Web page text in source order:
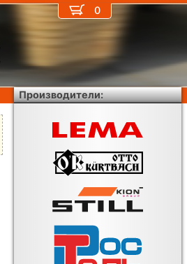
0
Производители: